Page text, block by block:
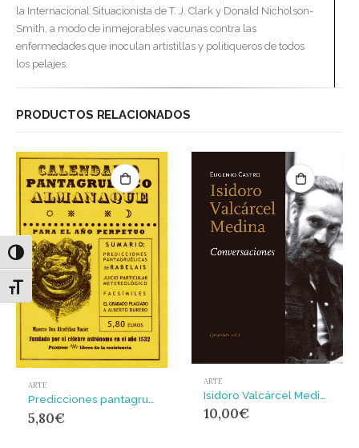
Alternar alto contraste
Alternar tamaño de letra
la Internacional Situacionista de T. J. Clark y Donald Nicholson-
Smith, a modo de inmejorables vacunas contra las
enfermedades que inoculan artistillas y politiqueros de todos
los pelajes.
PRODUCTOS RELACIONADOS
ARTE
5,80€
ARTE
10,00€